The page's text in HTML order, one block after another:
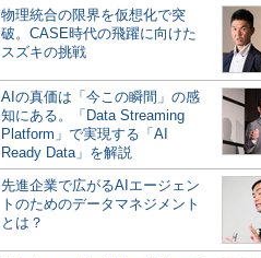
物理統合の限界を仮想化で突
破。CASE時代の飛躍に向けた
スズキの挑戦
AIの真価は「今この瞬間」の感
知にある。「Data Streaming
Platform」で実現する「AI
Ready Data」を解説
先進企業で広がるAIエージェン
トのためのデータマネジメント
とは？